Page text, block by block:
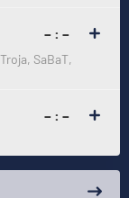
– : –
SaBaT,
– : –